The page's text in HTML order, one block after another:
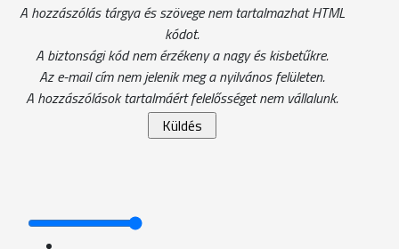
A hozzászólás tárgya és szövege nem tartalmazhat HTML
kódot.
A biztonsági kód nem érzékeny a nagy és kisbetűkre.
Az e-mail cím nem jelenik meg a nyilvános felületen.
A hozzászólások tartalmáért felelősséget nem vállalunk.